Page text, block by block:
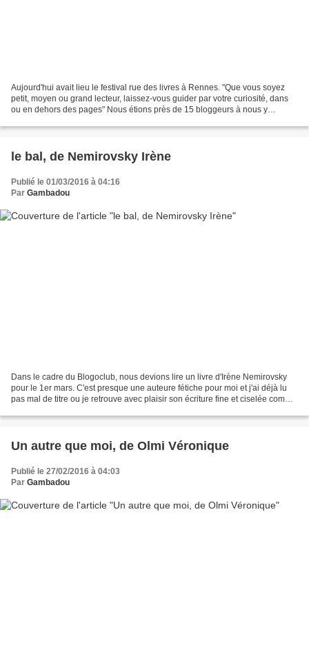
Aujourd'hui avait lieu le festival rue des livres à Rennes. "Que vous soyez
petit, moyen ou grand lecteur, laissez-vous guider par votre curiosité, dans
ou en dehors des pages" Nous étions près de 15 bloggeurs à nous y
le bal, de Nemirovsky Irène
Publié le 01/03/2016 à 04:16
Par Gambadou
Dans le cadre du Blogoclub, nous devions lire un livre d'Irène Nemirovsky
pour le 1er mars. C'est presque une auteure fétiche pour moi et j'ai déjà lu
pas mal de titre ou je retrouve avec plaisir son écriture fine et ciselée comme
Un autre que moi, de Olmi Véronique
Publié le 27/02/2016 à 04:03
Par Gambadou